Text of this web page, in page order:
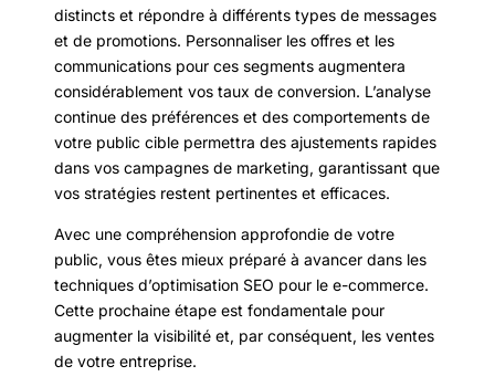
distincts et répondre à différents types de messages
et de promotions. Personnaliser les offres et les
communications pour ces segments augmentera
considérablement vos taux de conversion. L’analyse
continue des préférences et des comportements de
votre public cible permettra des ajustements rapides
dans vos campagnes de marketing, garantissant que
vos stratégies restent pertinentes et efficaces.
Avec une compréhension approfondie de votre
public, vous êtes mieux préparé à avancer dans les
techniques d’optimisation SEO pour le e-commerce.
Cette prochaine étape est fondamentale pour
augmenter la visibilité et, par conséquent, les ventes
de votre entreprise.